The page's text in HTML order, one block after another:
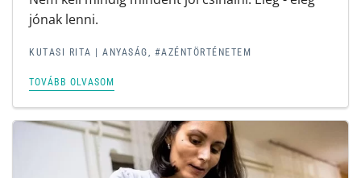
jónak lenni.
KUTASI RITA | ANYASÁG, #AZÉNTÖRTÉNETEM
TOVÁBB OLVASOM